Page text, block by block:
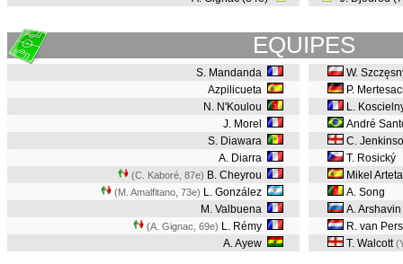
EQUIPES
S. Mandanda
Azpilicueta
N. N'Koulou
J. Morel
S. Diawara
A. Diarra
(C. Kaboré, 87e) B. Cheyrou
(M. Amalfitano, 73e) L. González
M. Valbuena
(A. Gignac, 69e) L. Rémy
A. Ayew
W.
P.
L.
André
C.
T. Rosický
Mikel Arteta
A. Song
A. Arshavin
R. van
T. Walcott